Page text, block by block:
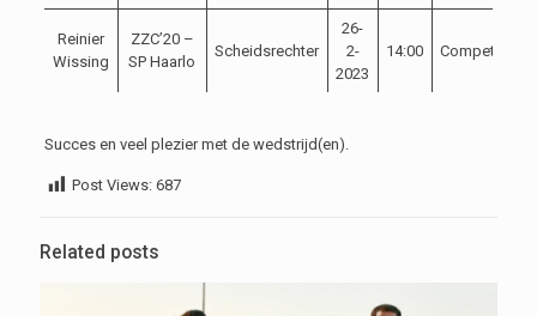
Reinier
Wissing
ZZC’20 –
SP Haarlo
Scheidsrechter
26-
2-
2023
14:00 Competitie
Succes en veel plezier met de wedstrijd(en).
Post Views: 687
Related posts